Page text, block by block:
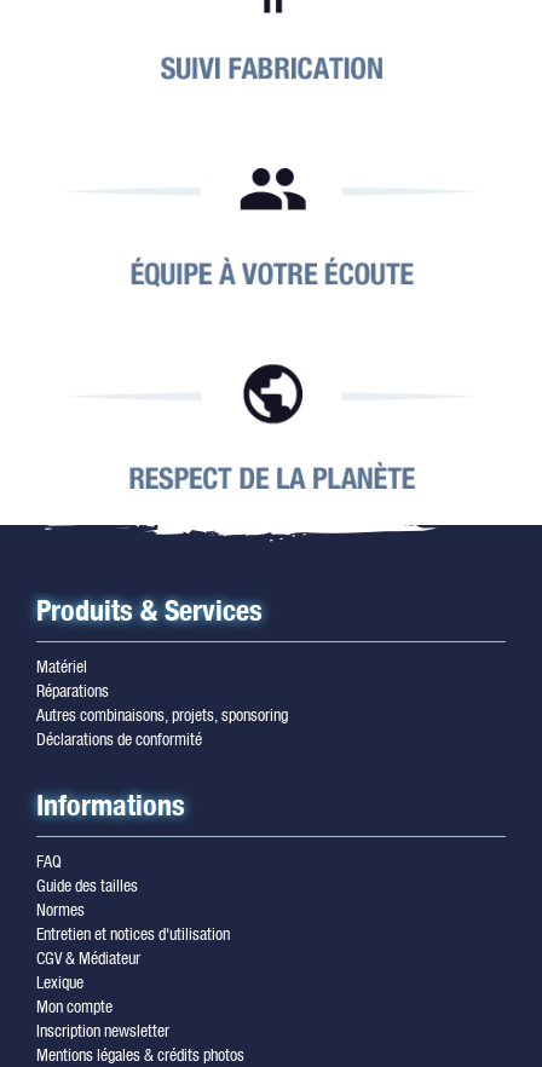
Produits & Services
Matériel
Réparations
Autres combinaisons, projets, sponsoring
Déclarations de conformité
Informations
FAQ
Guide des tailles
Normes
Entretien et notices d'utilisation
CGV & Médiateur
Lexique
Mon compte
Inscription newsletter
Mentions légales & crédits photos